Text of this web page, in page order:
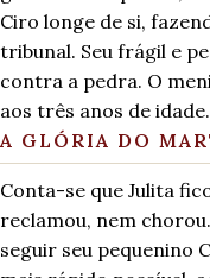
Ciro longe de si,
tribunal. Seu frágil e
contra a pedra. O
aos três anos de idade.
A GLÓRIA DO
Conta-se que Julita
reclamou, nem
seguir seu pequenino